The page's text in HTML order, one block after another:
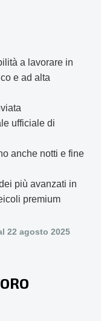
a lavorare in
e ad alta
ufficiale di
anche notti e fine
più avanzati in
premium
22 agosto 2025